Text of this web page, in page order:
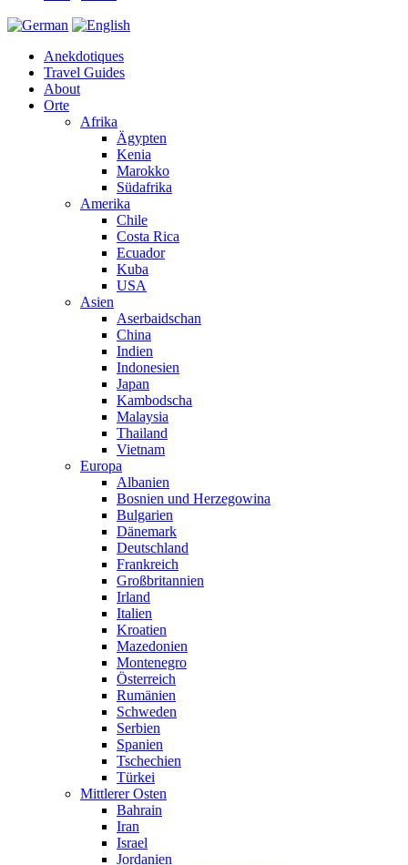
Anekdotiques
Travel Guides
About
Orte
Afrika
Ägypten
Kenia
Marokko
Südafrika
Amerika
Chile
Costa Rica
Ecuador
Kuba
USA
Asien
Aserbaidschan
China
Indien
Indonesien
Japan
Kambodscha
Malaysia
Thailand
Vietnam
Europa
Albanien
Bosnien und Herzegowina
Bulgarien
Dänemark
Deutschland
Frankreich
Großbritannien
Irland
Italien
Kroatien
Mazedonien
Montenegro
Österreich
Rumänien
Schweden
Serbien
Spanien
Tschechien
Türkei
Mittlerer Osten
Bahrain
Iran
Israel
Jordanien